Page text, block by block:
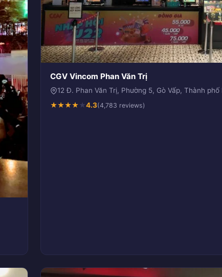
CGV Vincom Phan Văn Trị
12 Đ. Phan Văn Trị, Phường 5, Gò Vấp, Thành phố
★★★★★4.3(4,783 reviews)